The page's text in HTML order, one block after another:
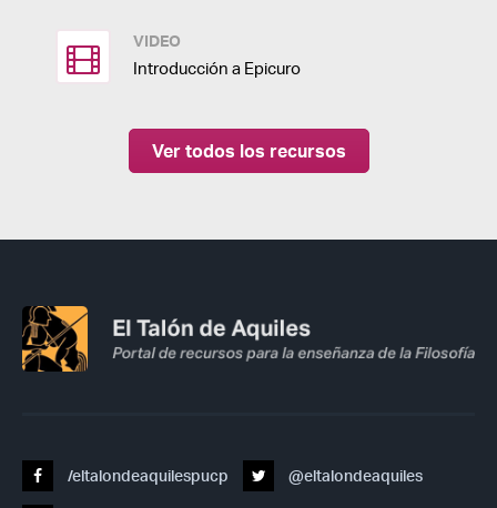
VIDEO
Introducción a Epicuro
Ver todos los recursos
/eltalondeaquilespucp @eltalondeaquiles